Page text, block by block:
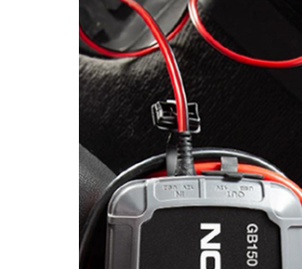
. SEGURANÇA DE CARGA
. SUPORTE BICICLETAS
. TAMPÕES JANTES